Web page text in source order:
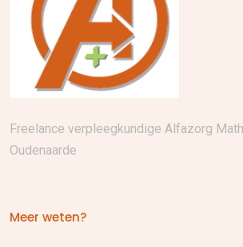
Freelance verpleegkundige Alfazorg
Oudenaarde
Meer weten?